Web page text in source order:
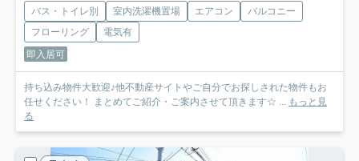
バス・トイレ別 室内洗濯機置場 エアコン
バルコニー
フローリング
電気有
即入居可
持ち込み物件大歓迎♪他不動産サイトやご自分でお探しされた物件もお
任せください！ まとめてご紹介・ご案内させて頂きます☆ ... もっと見
る